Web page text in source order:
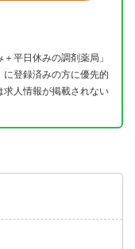
平日休みの調剤薬局」
登録済みの方に優先的
求人情報が掲載されない